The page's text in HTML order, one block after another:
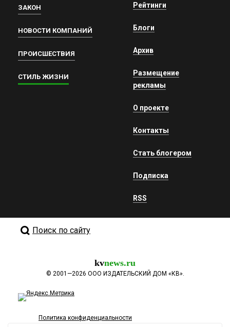
ЗАКОН
НОВОСТИ КОМПАНИЙ
ПРОИСШЕСТВИЯ
СТИЛЬ ЖИЗНИ
Рейтинги
Блоги
Архив
Размещение
рекламы
О проекте
Контакты
Стать блогером
Подписка
RSS
Поиск по сайту
kvnews.ru
© 2001—2026 ООО ИЗДАТЕЛЬСКИЙ ДОМ «КВ».
Политика конфиденциальности